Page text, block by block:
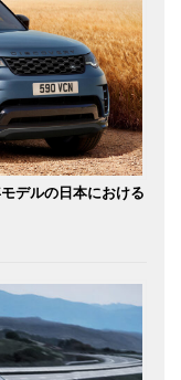
デルの日本における